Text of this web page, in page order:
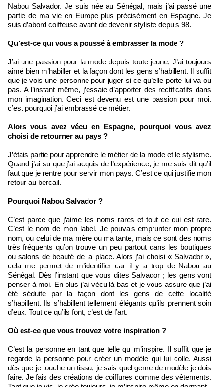
Nabou Salvador. Je suis née au Sénégal, mais j’ai passé une
partie de ma vie en Europe plus précisément en Espagne. Je
suis d’abord coiffeuse avant de devenir styliste depuis 98.
Qu’est-ce qui vous a poussé à embrasser la mode ?
J’ai une passion pour la mode depuis toute jeune, J’ai toujours
aimé bien m’habiller et la façon dont les gens s’habillent. Il suffit
que je vois une personne pour juger si ce qu’elle porte lui va ou
pas. A l’instant même, j’essaie d’apporter des rectificatifs dans
mon imagination. Ceci est devenu est une passion pour moi,
c’est pourquoi j’ai embrassé ce métier.
Alors vous avez vécu en Espagne, pourquoi vous avez
choisi de retourner au pays ?
J’étais partie pour apprendre le métier de la mode et le stylisme.
Quand j’ai su que j’ai acquis de l’expérience, je me suis dit qu’il
faut que je rentre pour servir mon pays. C’est ce qui justifie mon
retour au bercail.
Pourquoi Nabou Salvador ?
C’est parce que j’aime les noms rares et tout ce qui est rare.
C’est le nom de mon label. Je pouvais emprunter mon propre
nom, ou celui de ma mère ou ma tante, mais ce sont des noms
très fréquents qu’on trouve un peu partout dans les boutiques
ou salons de beauté de la place. Alors j’ai choisi « Salvador »,
cela me permet de m’identifier car il y a trop de Nabou au
Sénégal. Dès l’instant que vous dites Salvador ; les gens vont
penser à moi. En plus j’ai vécu là-bas et je vous assure que j’ai
été séduite par la façon dont les gens de cette localité
s’habillent. Ils s’habillent tellement élégants qu’ils prennent soin
d’eux. Tout ce qu’ils font, c’est de l’art.
Où est-ce que vous trouvez votre inspiration ?
C’est la personne en tant que telle qui m’inspire. Il suffit que je
regarde la personne pour créer un modèle qui lui colle. Aussi
dès que je touche un tissu, je sais quel genre de modèle je dois
faire. Je fais des créations de coiffures comme des vêtements.